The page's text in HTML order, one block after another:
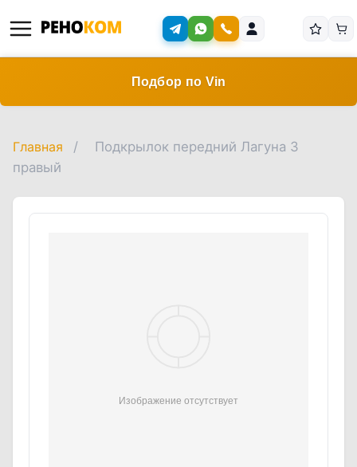
Подбор по Vin
Главная /
Подкрылок передний Лагуна 3
правый